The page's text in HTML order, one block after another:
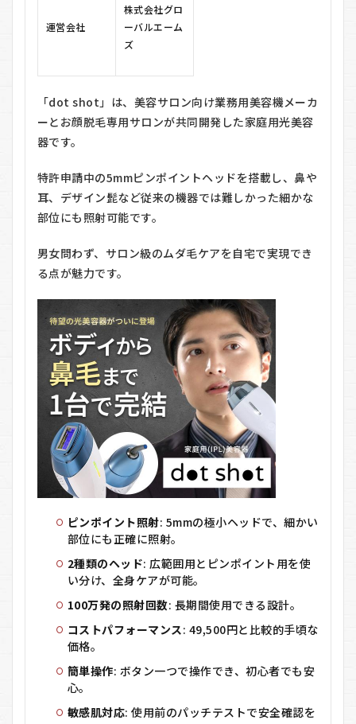
4.2
イン
ッド
のみ
4.3
間返
証
4.4
い方
法
5
dot
shot
の利
用方
法
6
dot
shot
のメ
リッ
ト・
デメ
リッ
shot
をお
めす
る人
しな
い人
8
dot
shot
運営会社
株式会社グロ
ーバルエーム
ズ
「dot shot」は、美容サロン向け業務用美容機メーカ
ーとお顔脱毛専用サロンが共同開発した家庭用光美容
器です。
特許申請中の5mmピンポイントヘッドを搭載し、鼻や
耳、デザイン髭など従来の機器では難しかった細かな
部位にも照射可能です。
男女問わず、サロン級のムダ毛ケアを自宅で実現でき
る点が魅力です。
ピンポイント照射: 5mmの極小ヘッドで、細かい
部位にも正確に照射。
2種類のヘッド: 広範囲用とピンポイント用を使
い分け、全身ケアが可能。
100万発の照射回数: 長期間使用できる設計。
コストパフォーマンス: 49,500円と比較的手頃な
価格。
簡単操作: ボタン一つで操作でき、初心者でも安
心。
敏感肌対応: 使用前のパッチテストで安全確認を